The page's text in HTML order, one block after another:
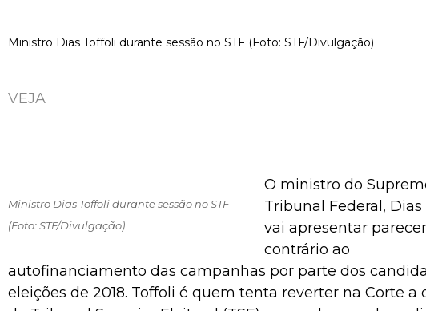
Ministro Dias Toffoli durante sessão no STF (Foto: STF/Divulgação)
VEJA
Ministro Dias Toffoli durante sessão no STF
(Foto: STF/Divulgação)
O ministro do
Tribunal Federal, Dias
vai apresentar parecer
contrário ao
autofinanciamento das campanhas por parte dos
eleições de 2018. Toffoli é quem tenta reverter na Corte a